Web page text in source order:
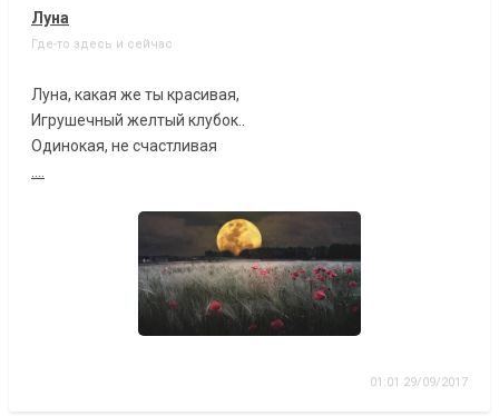
Луна
Где-то здесь и сейчас
Луна, какая же ты красивая,
Игрушечный желтый клубок..
Одинокая, не счастливая
01:01 29/09/2017